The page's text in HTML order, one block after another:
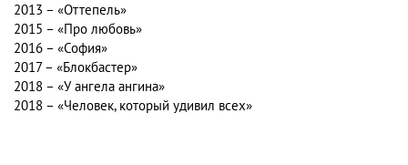
2013 – «Оттепель»
2015 – «Про любовь»
2016 – «София»
2017 – «Блокбастер»
2018 – «У ангела ангина»
2018 – «Человек, который удивил всех»